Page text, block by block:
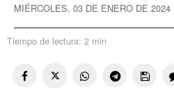
MIÉRCOLES, 03 DE ENERO DE 2024
Tiempo de lectura: 2 min